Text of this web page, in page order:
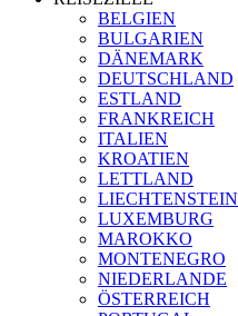
BELGIEN
BULGARIEN
DÄNEMARK
DEUTSCHLAND
ESTLAND
FRANKREICH
ITALIEN
KROATIEN
LETTLAND
LIECHTENSTEIN
LUXEMBURG
MAROKKO
MONTENEGRO
NIEDERLANDE
ÖSTERREICH